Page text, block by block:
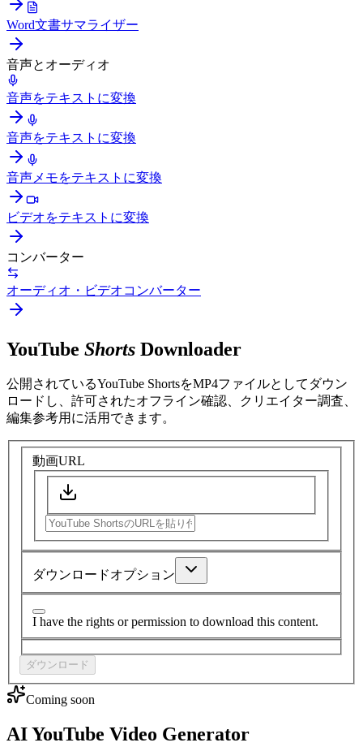
Word文書サマライザー
音声とオーディオ
音声をテキストに変換
音声をテキストに変換
音声メモをテキストに変換
ビデオをテキストに変換
コンバーター
オーディオ・ビデオコンバーター
YouTube Shorts Downloader
公開されているYouTube ShortsをMP4ファイルとしてダウン
ロードし、許可されたオフライン確認、クリエイター調査、
編集参考用に活用できます。
動画URL
ダウンロードオプション
I have the rights or permission to download this content.
ダウンロード
Coming soon
AI YouTube Video Generator